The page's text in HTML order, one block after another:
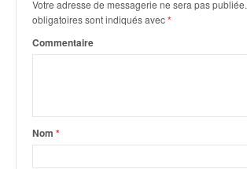
Votre adresse de messagerie ne sera pas publiée.
obligatoires sont indiqués avec*
Commentaire
Nom *